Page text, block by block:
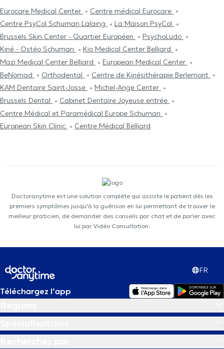
Eurocare Medical Center
Centre médical Eurocare
Centre PsyCol Schuman Lalaing
La Maison PsyCol
Brussels Skin Center - Quartier Européen
PsychoLudo
Kiné - Ostéo Schuman
Kio Medical Center Belliard
Mazi Medical Center Belliard
European Medical Center
BeNomad
Orthodental
Centre de Kinésithérapie Berlemont
KAM Dentaire Saint-Josse
Michel-Ange Center
Brussels Dental
Cabinet Dentaire Joyeuse entrée
Centre Médical et Paramédical Europe Schuman
European Skin Clinic
Centre Médical Belliard
Doctoranytime est une solution complète qui assiste le patient dès les
premiers symptômes jusqu'à la guérison en lui permettant de trouver le
meilleur praticien, de demander des conseils par chat et de parler avec
lui par Vidéo Consultation.
FR
Téléchargez l’app